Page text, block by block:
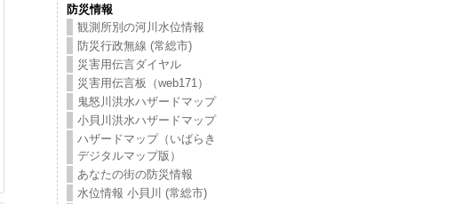
防災情報
観測所別の河川水位情報
防災行政無線 (常総市)
災害用伝言ダイヤル
災害用伝言板（web171）
鬼怒川洪水ハザードマップ
小貝川洪水ハザードマップ
ハザードマップ（いばらき
デジタルマップ版）
あなたの街の防災情報
水位情報 小貝川 (常総市)